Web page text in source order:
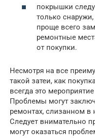
покрышки
только
проще всего
ремонтные
от покупки.
Несмотря на все
такой затеи, как
всегда это
Проблемы могут
ремонтах, слизанном в
Следует внимательно
могут оказаться